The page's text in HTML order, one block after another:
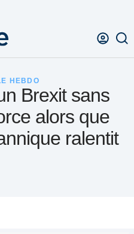
HEBDO
Brexit sans
alors que
ralentit